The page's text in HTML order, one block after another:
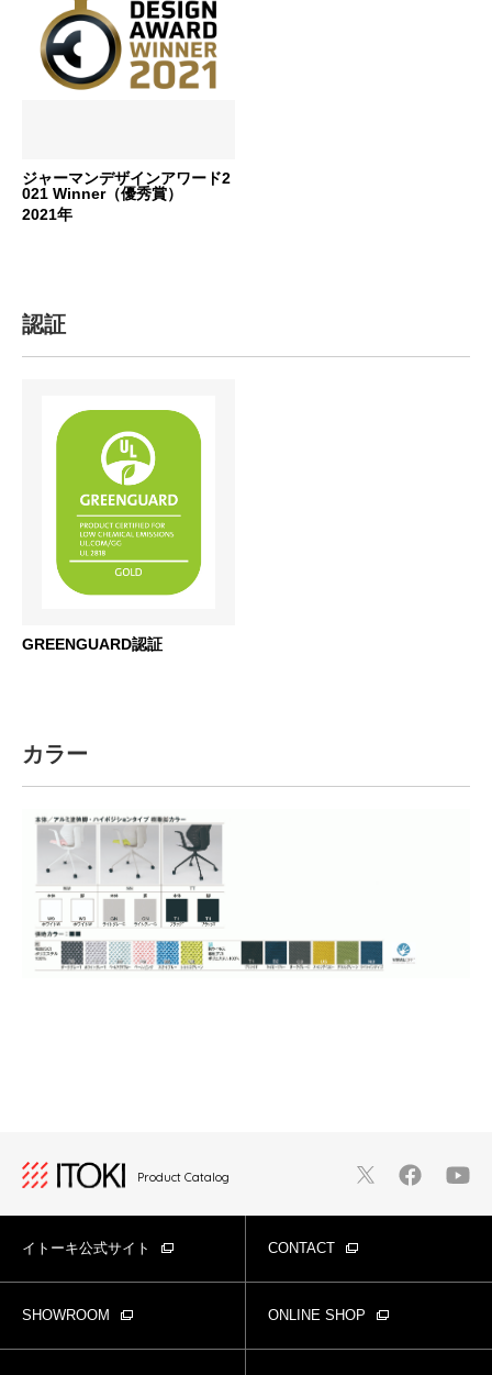
ジャーマンデザインアワード2
021 Winner（優秀賞）
2021年
認証
GREENGUARD認証
カラー
Product Catalog
イトーキ公式サイト CONTACT
SHOWROOM ONLINE SHOP